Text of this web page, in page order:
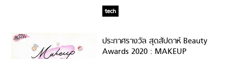
Dragonfly
tech
ประกาศรางวัล สุดสัปดาห์ Beauty
Awards 2020 : MAKEUP